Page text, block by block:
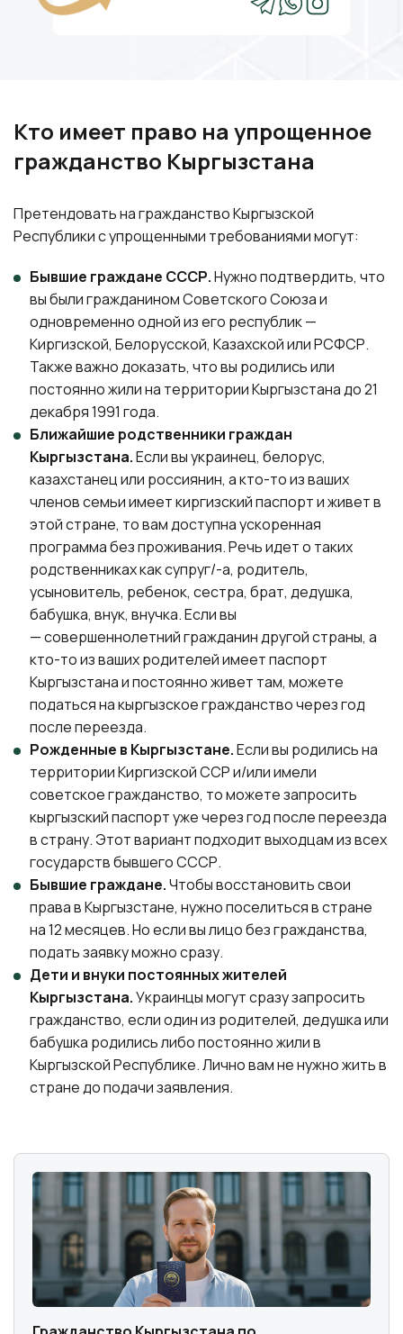
Кто имеет право на упрощенное
гражданство Кыргызстана
Претендовать на гражданство Кыргызской
Республики с упрощенными требованиями могут:
Бывшие граждане СССР.Нужно подтвердить, что
вы были гражданином Советского Союза и
одновременно одной из его республик —
Киргизской, Белорусской, Казахской или РСФСР.
Также важно доказать, что вы родились или
постоянно жили на территории Кыргызстана до 21
декабря 1991 года.
Ближайшие родственники граждан
Кыргызстана.Если вы украинец, белорус,
казахстанец или россиянин, а кто-то из ваших
членов семьи имеет киргизский паспорт и живет в
этой стране, то вам доступна ускоренная
программа без проживания. Речь идет о таких
родственниках как супруг/-а, родитель,
усыновитель, ребенок, сестра, брат, дедушка,
бабушка, внук, внучка. Если вы
— совершеннолетний гражданин другой страны, а
кто-то из ваших родителей имеет паспорт
Кыргызстана и постоянно живет там, можете
податься на кыргызское гражданство через год
после переезда.
Рожденные в Кыргызстане.Если вы родились на
территории Киргизской ССР и/или имели
советское гражданство, то можете запросить
кыргызский паспорт уже через год после переезда
в страну. Этот вариант подходит выходцам из всех
государств бывшего СССР.
Бывшие граждане.Чтобы восстановить свои
права в Кыргызстане, нужно поселиться в стране
на 12 месяцев. Но если вы лицо без гражданства,
подать заявку можно сразу.
Дети и внуки постоянных жителей
Кыргызстана.Украинцы могут сразу запросить
гражданство, если один из родителей, дедушка или
бабушка родились либо постоянно жили в
Кыргызской Республике. Лично вам не нужно жить в
стране до подачи заявления.